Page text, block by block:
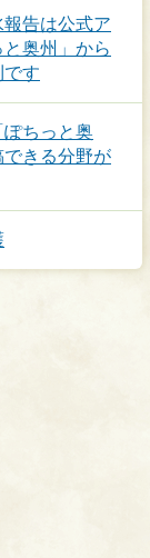
告は公式ア
奥州」から
です
ちっと奥
きる分野が